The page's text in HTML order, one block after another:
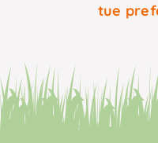
tue